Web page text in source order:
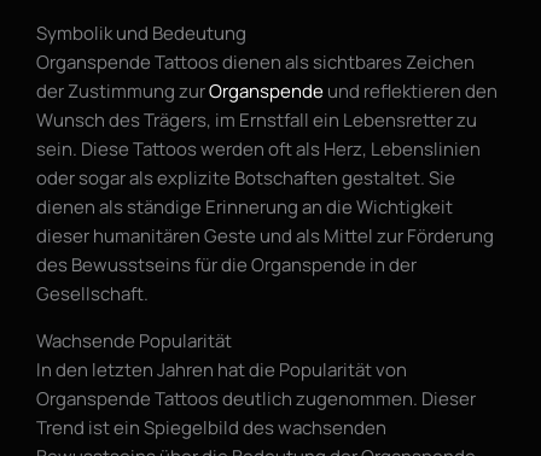
Symbolik und Bedeutung
Organspende Tattoos dienen als sichtbares Zeichen
der Zustimmung zurOrganspendeund reflektieren den
Wunsch des Trägers, im Ernstfall ein Lebensretter zu
sein. Diese Tattoos werden oft als Herz, Lebenslinien
oder sogar als explizite Botschaften gestaltet. Sie
dienen als ständige Erinnerung an die Wichtigkeit
dieser humanitären Geste und als Mittel zur Förderung
des Bewusstseins für die Organspende in der
Gesellschaft.
Wachsende Popularität
In den letzten Jahren hat die Popularität von
Organspende Tattoos deutlich zugenommen. Dieser
Trend ist ein Spiegelbild des wachsenden